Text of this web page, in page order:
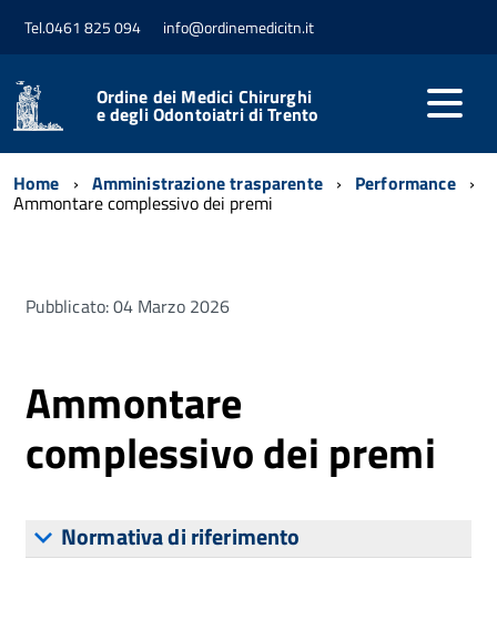
Tel.0461 825 094 info@ordinemedicitn.it
Ordine dei Medici Chirurghi
e degli Odontoiatri di Trento
Home Amministrazione trasparente Performance
Ammontare complessivo dei premi
Pubblicato: 04 Marzo 2026
Ammontare
complessivo dei premi
Normativa di riferimento